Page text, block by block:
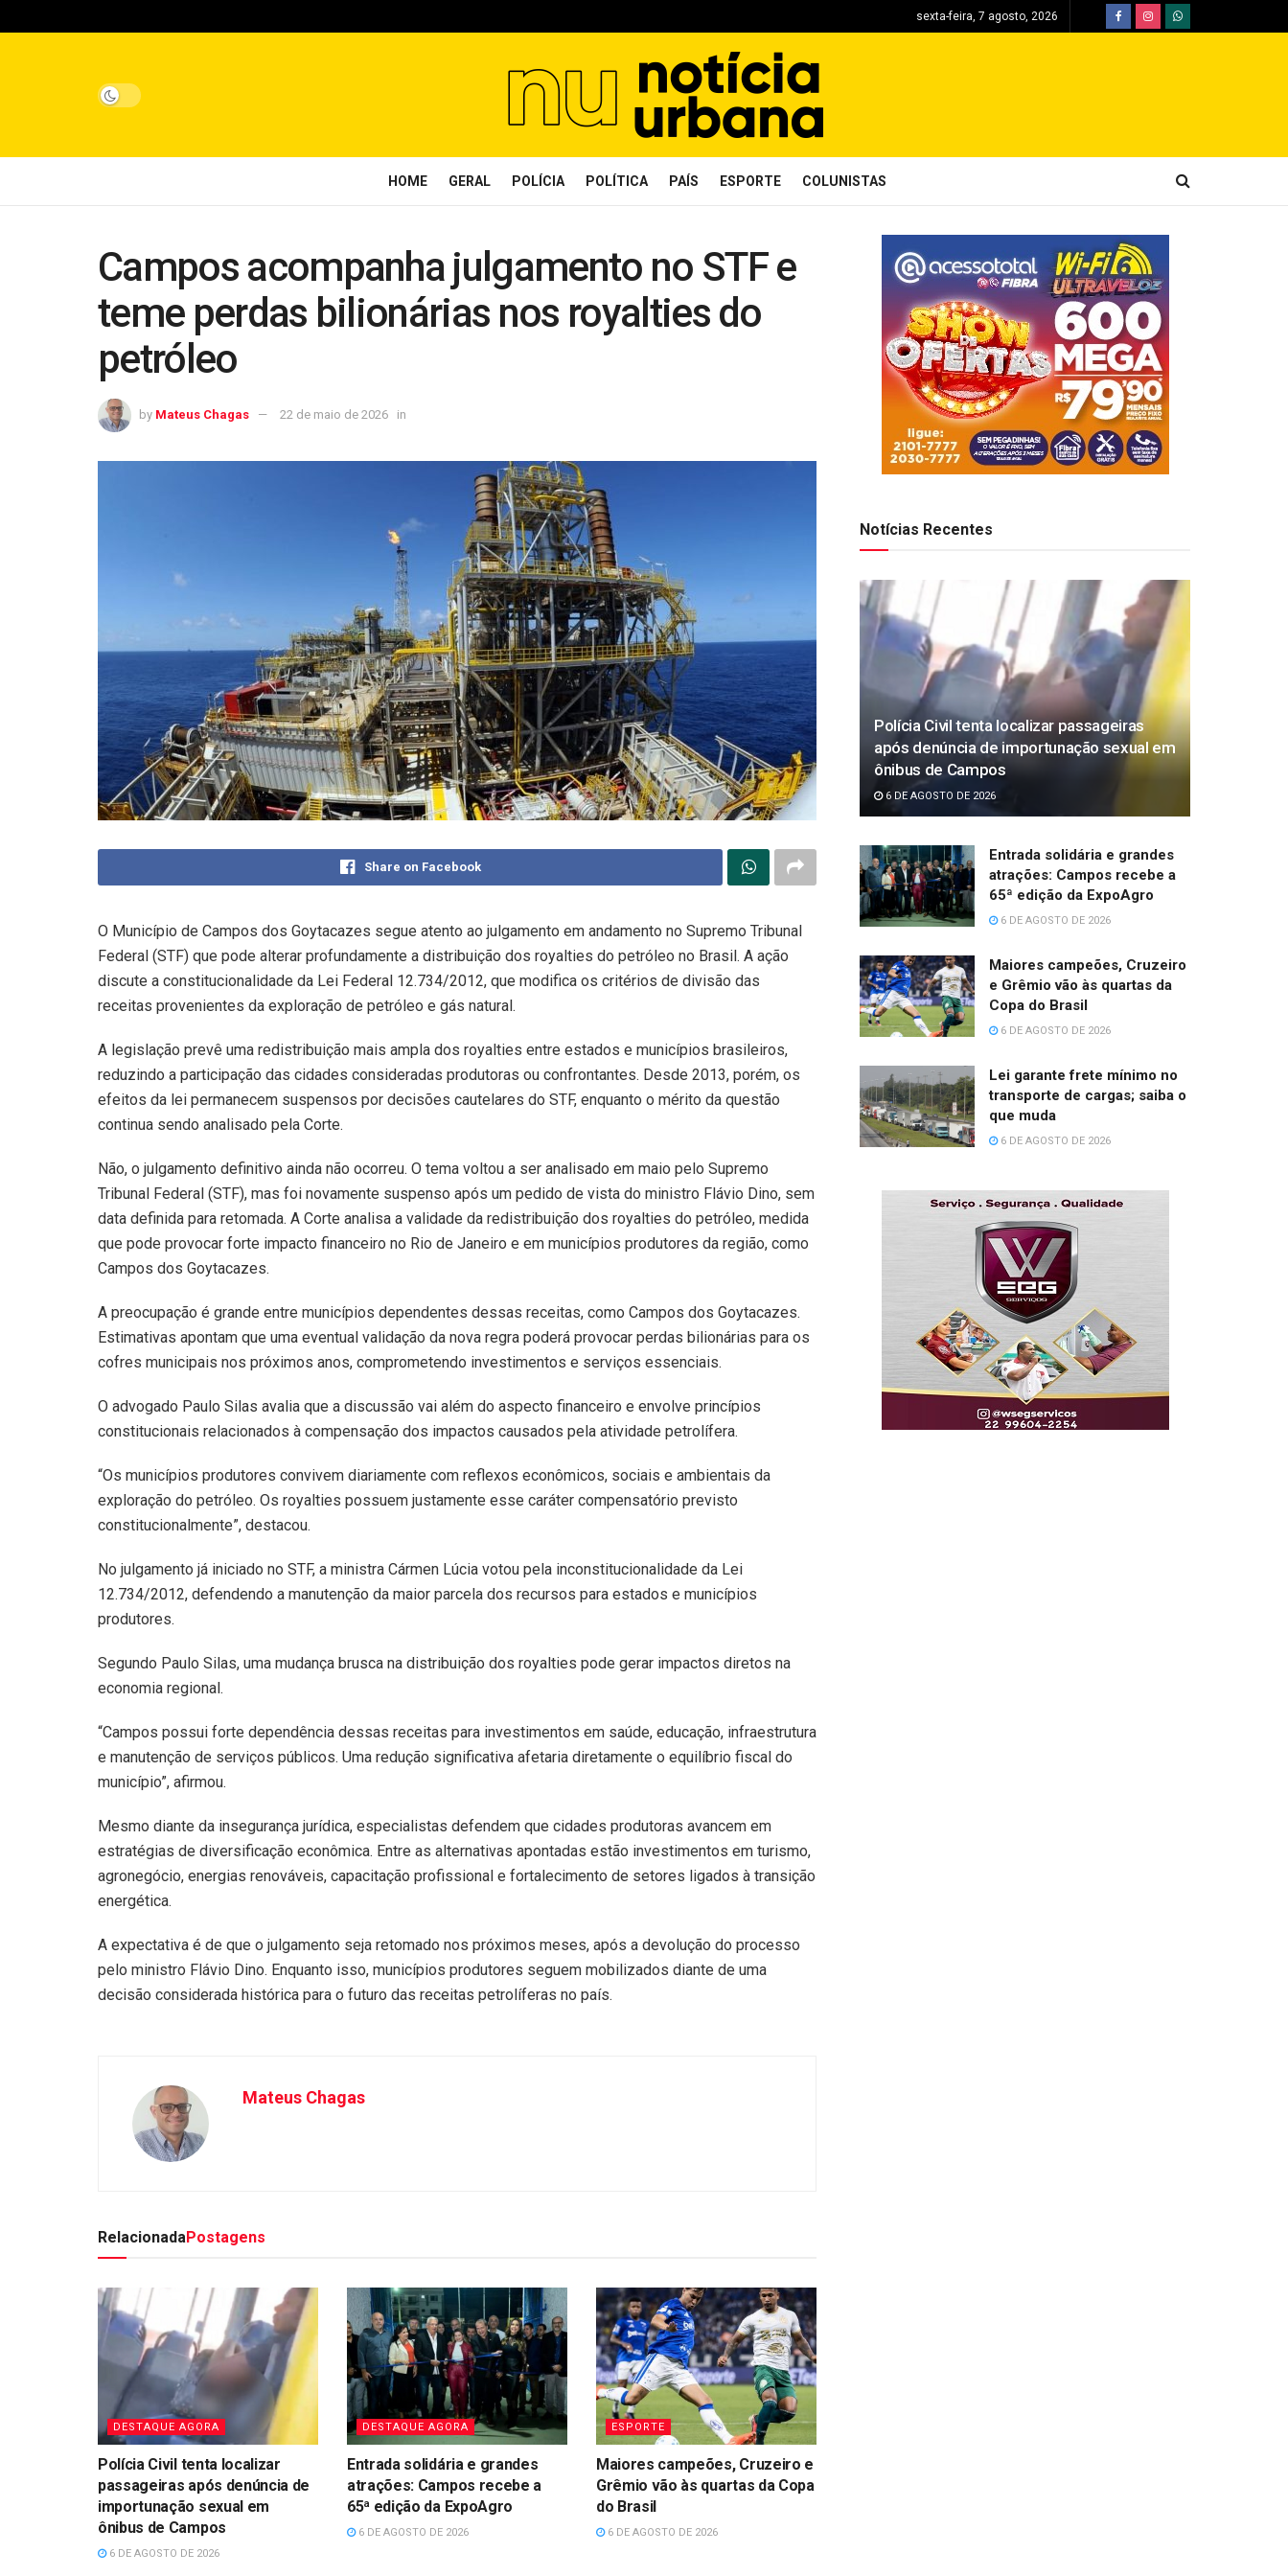
sexta-feira, 7 agosto, 2026
HOME GERAL POLÍCIA POLÍTICA PAÍS ESPORTE COLUNISTAS
Campos acompanha julgamento no STF e
teme perdas bilionárias nos royalties do
petróleo
by Mateus Chagas 22 de maio de 2026 in
Share on Facebook
O Município de Campos dos Goytacazes segue atento ao julgamento em andamento no Supremo Tribunal
Federal (STF) que pode alterar profundamente a distribuição dos royalties do petróleo no Brasil. A ação
discute a constitucionalidade da Lei Federal 12.734/2012, que modifica os critérios de divisão das
receitas provenientes da exploração de petróleo e gás natural.
A legislação prevê uma redistribuição mais ampla dos royalties entre estados e municípios brasileiros,
reduzindo a participação das cidades consideradas produtoras ou confrontantes. Desde 2013, porém, os
efeitos da lei permanecem suspensos por decisões cautelares do STF, enquanto o mérito da questão
continua sendo analisado pela Corte.
Não, o julgamento definitivo ainda não ocorreu. O tema voltou a ser analisado em maio pelo Supremo
Tribunal Federal (STF), mas foi novamente suspenso após um pedido de vista do ministro Flávio Dino, sem
data definida para retomada. A Corte analisa a validade da redistribuição dos royalties do petróleo, medida
que pode provocar forte impacto financeiro no Rio de Janeiro e em municípios produtores da região, como
Campos dos Goytacazes.
A preocupação é grande entre municípios dependentes dessas receitas, como Campos dos Goytacazes.
Estimativas apontam que uma eventual validação da nova regra poderá provocar perdas bilionárias para os
cofres municipais nos próximos anos, comprometendo investimentos e serviços essenciais.
O advogado Paulo Silas avalia que a discussão vai além do aspecto financeiro e envolve princípios
constitucionais relacionados à compensação dos impactos causados pela atividade petrolífera.
“Os municípios produtores convivem diariamente com reflexos econômicos, sociais e ambientais da
exploração do petróleo. Os royalties possuem justamente esse caráter compensatório previsto
constitucionalmente”, destacou.
No julgamento já iniciado no STF, a ministra Cármen Lúcia votou pela inconstitucionalidade da Lei
12.734/2012, defendendo a manutenção da maior parcela dos recursos para estados e municípios
produtores.
Segundo Paulo Silas, uma mudança brusca na distribuição dos royalties pode gerar impactos diretos na
economia regional.
“Campos possui forte dependência dessas receitas para investimentos em saúde, educação, infraestrutura
e manutenção de serviços públicos. Uma redução significativa afetaria diretamente o equilíbrio fiscal do
município”, afirmou.
Mesmo diante da insegurança jurídica, especialistas defendem que cidades produtoras avancem em
estratégias de diversificação econômica. Entre as alternativas apontadas estão investimentos em turismo,
agronegócio, energias renováveis, capacitação profissional e fortalecimento de setores ligados à transição
energética.
A expectativa é de que o julgamento seja retomado nos próximos meses, após a devolução do processo
pelo ministro Flávio Dino. Enquanto isso, municípios produtores seguem mobilizados diante de uma
decisão considerada histórica para o futuro das receitas petrolíferas no país.
Mateus Chagas
RelacionadaPostagens
DESTAQUE AGORA
Polícia Civil tenta localizar
passageiras após denúncia de
importunação sexual em
ônibus de Campos
6 DE AGOSTO DE 2026
DESTAQUE AGORA
Entrada solidária e grandes
atrações: Campos recebe a
65ª edição da ExpoAgro
6 DE AGOSTO DE 2026
ESPORTE
Maiores campeões, Cruzeiro e
Grêmio vão às quartas da Copa
do Brasil
6 DE AGOSTO DE 2026
Notícias Recentes
Polícia Civil tenta localizar passageiras
após denúncia de importunação sexual em
ônibus de Campos
6 DE AGOSTO DE 2026
Entrada solidária e grandes
atrações: Campos recebe a
65ª edição da ExpoAgro
6 DE AGOSTO DE 2026
Maiores campeões, Cruzeiro
e Grêmio vão às quartas da
Copa do Brasil
6 DE AGOSTO DE 2026
Lei garante frete mínimo no
transporte de cargas; saiba o
que muda
6 DE AGOSTO DE 2026